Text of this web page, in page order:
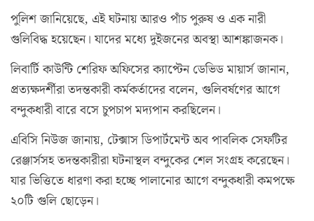
পুলিশ জানিয়েছে, এই ঘটনায় আরও পাঁচ পুরুষ ও এক নারী
গুলিবিদ্ধ হয়েছেন। যাদের মধ্যে দুইজনের অবস্থা আশঙ্কাজনক।
লিবার্টি কাউন্টি শেরিফ অফিসের ক্যাপ্টেন ডেভিড মায়ার্স জানান,
প্রত্যক্ষদর্শীরা তদন্তকারী কর্মকর্তাদের বলেন, গুলিবর্ষণের আগে
বন্দুকধারী বারে বসে চুপচাপ মদ্যপান করছিলেন।
এবিসি নিউজ জানায়, টেক্সাস ডিপার্টমেন্ট অব পাবলিক সেফটির
রেঞ্জার্সসহ তদন্তকারীরা ঘটনাস্থল বন্দুকের শেল সংগ্রহ করেছেন।
যার ভিত্তিতে ধারণা করা হচ্ছে পালানোর আগে বন্দুকধারী কমপক্ষে
২০টি গুলি ছোড়েন।